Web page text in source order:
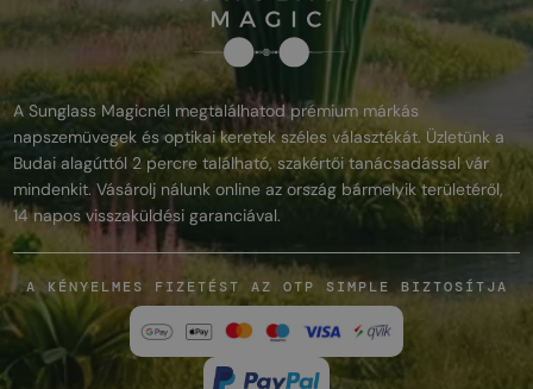
A Sunglass Magicnél megtalálhatod prémium márkás
napszemüvegek és optikai keretek széles választékát. Üzletünk a
Budai alagúttól 2 percre található, szakértői tanácsadással vár
mindenkit. Vásárolj nálunk online az ország bármelyik területéről,
14 napos visszaküldési garanciával.
A KÉNYELMES FIZETÉST AZ OTP SIMPLE BIZTOSÍTJA